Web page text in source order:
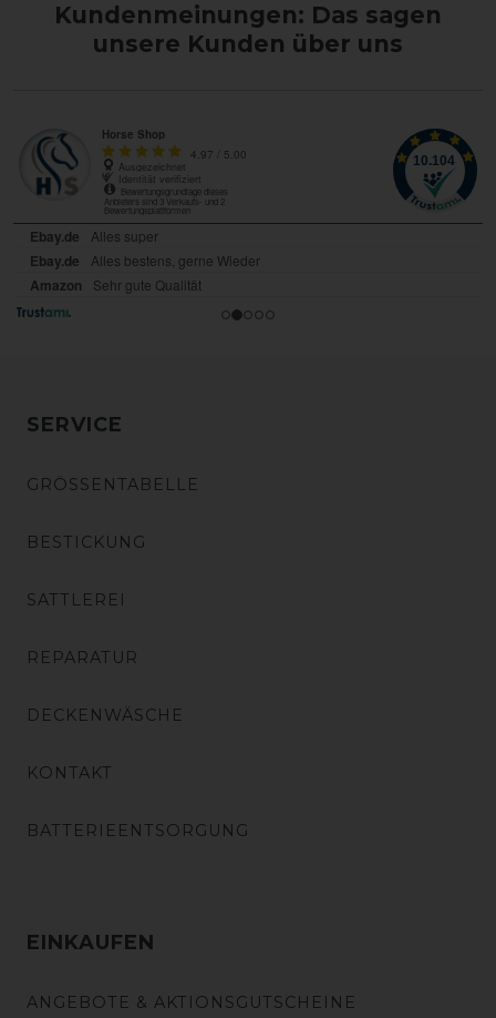
Kundenmeinungen: Das sagen
unsere Kunden über uns
SERVICE
GRÖSSENTABELLE
BESTICKUNG
SATTLEREI
REPARATUR
DECKENWÄSCHE
KONTAKT
BATTERIEENTSORGUNG
EINKAUFEN
ANGEBOTE & AKTIONSGUTSCHEINE